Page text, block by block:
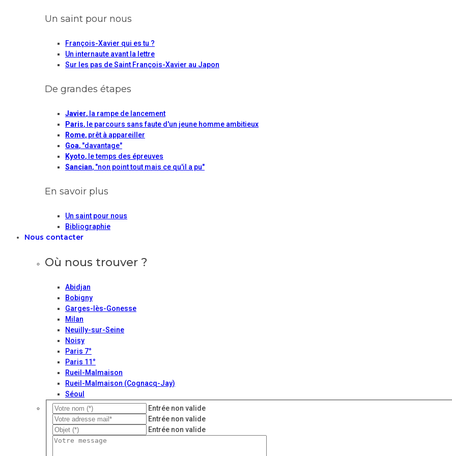
Un saint pour nous
François-Xavier qui es tu ?
Un internaute avant la lettre
Sur les pas de Saint François-Xavier au Japon
De grandes étapes
Javier, la rampe de lancement
Paris, le parcours sans faute d'un jeune homme ambitieux
Rome, prêt à appareiller
Goa, "davantage"
Kyoto, le temps des épreuves
Sancian, "non point tout mais ce qu'il a pu"
En savoir plus
Un saint pour nous
Bibliographie
Nous contacter
Où nous trouver ?
Abidjan
Bobigny
Garges-lès-Gonesse
Milan
Neuilly-sur-Seine
Noisy
Paris 7°
Paris 11°
Rueil-Malmaison
Rueil-Malmaison (Cognacq-Jay)
Séoul
Entrée non valide
Entrée non valide
Entrée non valide